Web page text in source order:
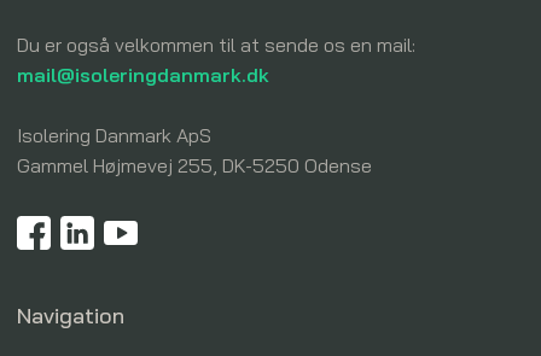
Du er også velkommen til at sende os en mail:
mail@isoleringdanmark.dk
Isolering Danmark ApS​
Gammel Højmevej 255, DK-5250 Odense
Navigation